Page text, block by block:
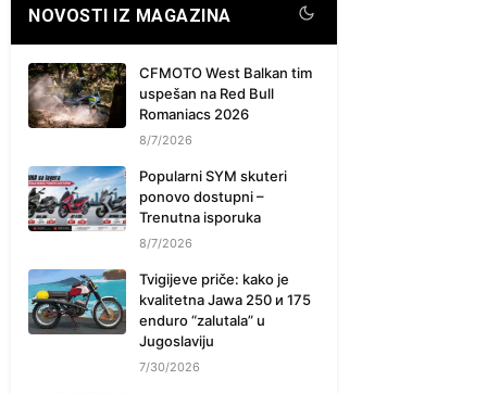
NOVOSTI IZ MAGAZINA
CFMOTO West Balkan tim
uspešan na Red Bull
Romaniacs 2026
8/7/2026
Popularni SYM skuteri
ponovo dostupni –
Trenutna isporuka
8/7/2026
Tvigijeve priče: kako je
kvalitetna Jawa 250 и 175
enduro “zalutala” u
Jugoslaviju
7/30/2026